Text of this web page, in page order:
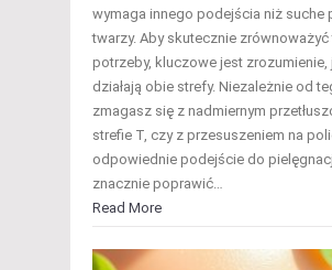
wymaga innego podejścia niż suche
twarzy. Aby skutecznie zrównoważyć
potrzeby, kluczowe jest zrozumienie,
działają obie strefy. Niezależnie od
zmagasz się z nadmiernym
strefie T, czy z przesuszeniem na
odpowiednie podejście do
znacznie poprawić…
Read More